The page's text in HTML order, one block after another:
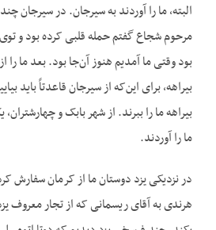
البته، ما را آوردند به سیرجان. در سیرجان
مرحوم شجاع گفتم حمله قلبی کرده بود و توی
بود وقتی ما آمدیم هنوز آن‌جا بود. بعد ما
بیراهه، برای این‌که از سیرجان قاعدتاً باید
بیراهه ما را ببرند. از شهر بابک و
ما را آوردند.
در نزدیکی یزد دوستان ما از کرمان سفارش
هرندی به آقای ریسمانی که از تجار معروف